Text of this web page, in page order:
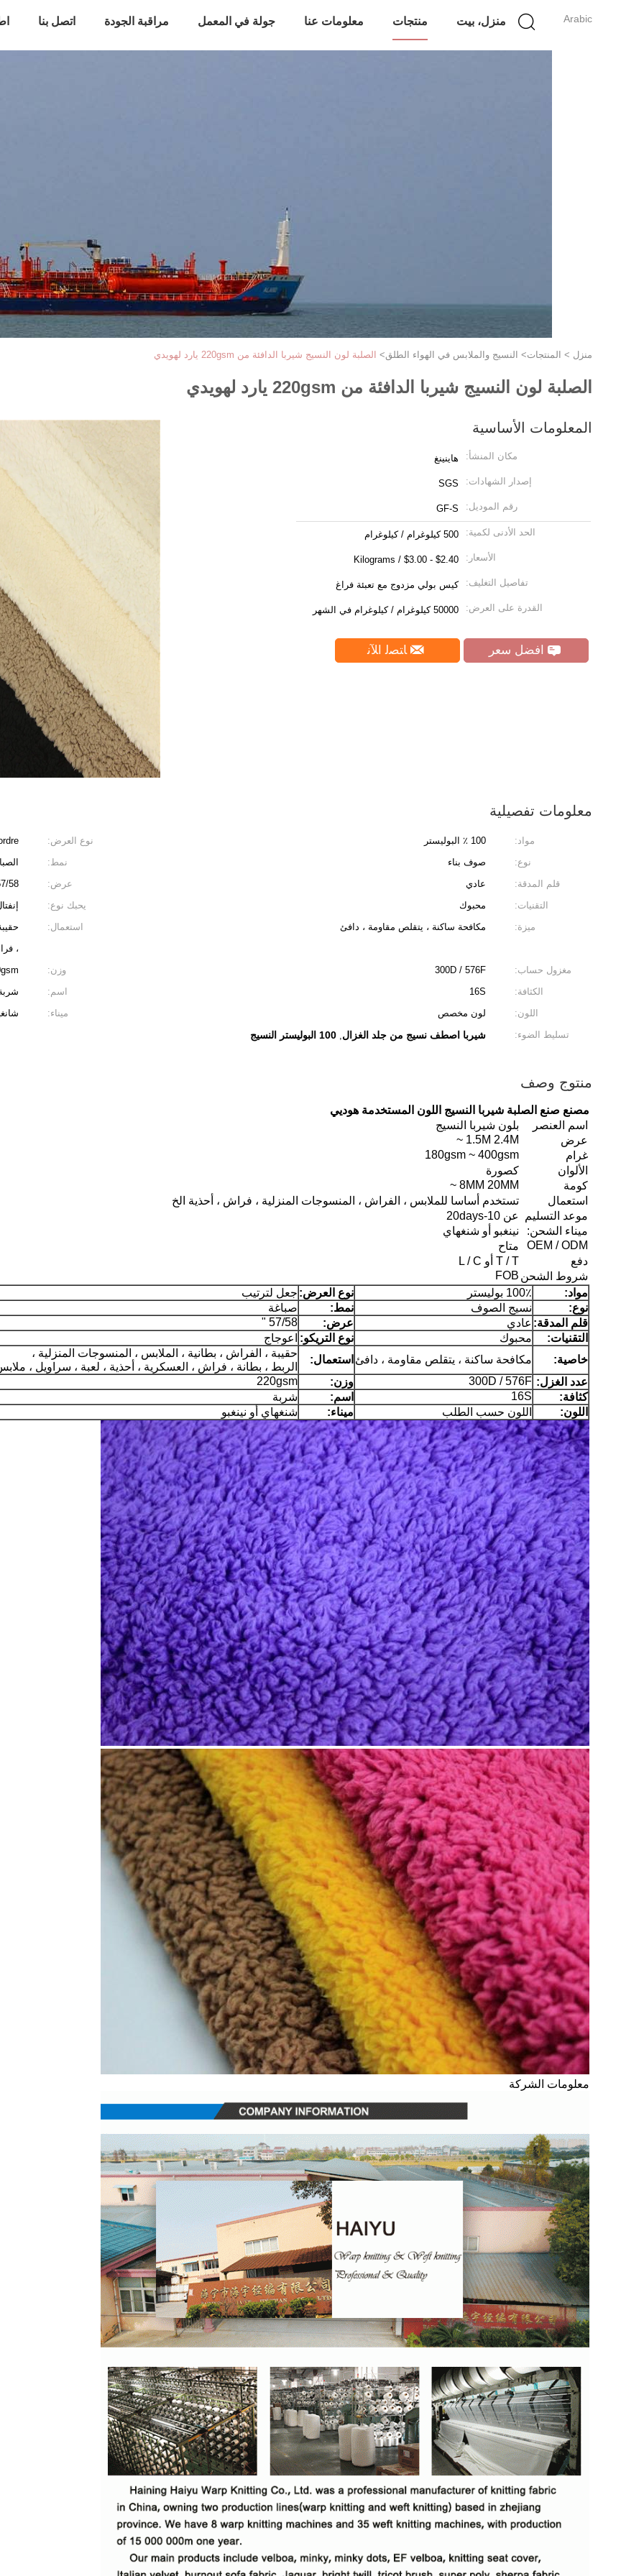
Arabic منزل، بيت منتجات معلومات عنا جولة في المعمل مراقبة الجودة اتصل بنا
منزل > المنتجات> النسيج والملابس في الهواء الطلق> الصلبة لون النسيج شيربا الدافئة من 220gsm يارد لهويدي
الصلبة لون النسيج شيربا الدافئة من 220gsm يارد لهويدي
المعلومات الأساسية
مكان المنشأ: هاينينغ
إصدار الشهادات: SGS
رقم الموديل: GF-S
الحد الأدنى لكمية: 500 كيلوغرام / كيلوغرام
الأسعار: $2.40 - $3.00 / Kilograms
تفاصيل التغليف: كيس بولي مزدوج مع تعبئة فراغ
القدرة على العرض: 50000 كيلوغرام / كيلوغرام في الشهر
افضل سعر ﺎﺘﺼﻟ ﺍﻶﻧ
معلومات تفصيلية
مواد: 100 ٪ البوليستر نوع العرض:
نوع:
صوف بناء نمط:
قلم المدقة:
عادي عرض:
58 "
التقنيات:
محبوك يحبك نوع:
ميزة:
مكافحة ساكنة ، يتقلص مقاومة ، دافئ استعمال:
،
مغزول حساب:
300D / 576F وزن:
220gsm
الكثافة:
16S اسم:
اللون:
لون مخصص ميناء:
تسليط الضوء:
شيربا اصطف نسيج من جلد الغزال, 100 البوليستر النسيج
منتوج وصف
مصنع صنع الصلبة شيربا النسيج اللون المستخدمة هوديي
اسم العنصر
بلون شيربا النسيج
عرض
1.5M 2.4M ~
غرام
180gsm ~ 400gsm
الألوان
كصورة
كومة
8MM 20MM ~
استعمال
تستخدم أساسا للملابس ، الفراش ، المنسوجات المنزلية ، فراش ، أحذية الخ
موعد التسليم
عن 10-20days
ميناء الشحن:
نينغبو أو شنغهاي
OEM / ODM
متاح
دفع
T / T أو L / C
شروط الشحن FOB
مواد:
100٪ بوليستر نوع العرض: جعل لترتيب
نوع:
نسيج الصوف نمط:
صباغة
قلم المدقة: عادي عرض:
57/58 "
التقنيات:
محبوك نوع التريكو: اعوجاج
خاصية:
مكافحة ساكنة ، يتقلص مقاومة ، دافئ استعمال:
حقيبة ، الفراش ، بطانية ، الملابس ، المنسوجات المنزلية ،
الربط ، بطانة ، فراش ، العسكرية ، أحذية ، لعبة ، سراويل ،
عدد الغزل: 300D / 576F وزن:
220gsm
كثافة:
16S اسم:
شربة
اللون:
اللون حسب الطلب ميناء: شنغهاي أو نينغبو
معلومات الشركة